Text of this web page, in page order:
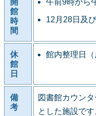
館
時
間
12月28日及
休
館
日
館内整理日
備
考
図書館カウン
とした施設です